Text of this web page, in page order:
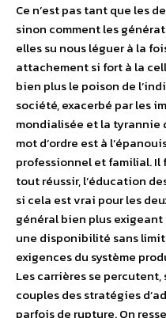
Ce n’est pas tant que les
sinon comment les
elles su nous léguer à la
attachement si fort à la
bien plus le poison de
société, exacerbé par les
mondialisée et la tyrannie
mot d’ordre est à
professionnel et familial.
tout réussir, l’éducation
si cela est vrai pour les
général bien plus
une disponibilité sans
exigences du système
Les carrières se
couples des stratégies
parfois de rupture. On